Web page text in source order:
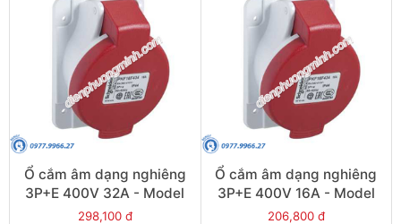
Ổ cắm âm dạng nghiêng
3P+E 400V 32A - Model
PKF32F434
298,100 đ
Ổ cắm âm dạng nghiêng
3P+E 400V 16A - Model
PKF16F434
206,800 đ